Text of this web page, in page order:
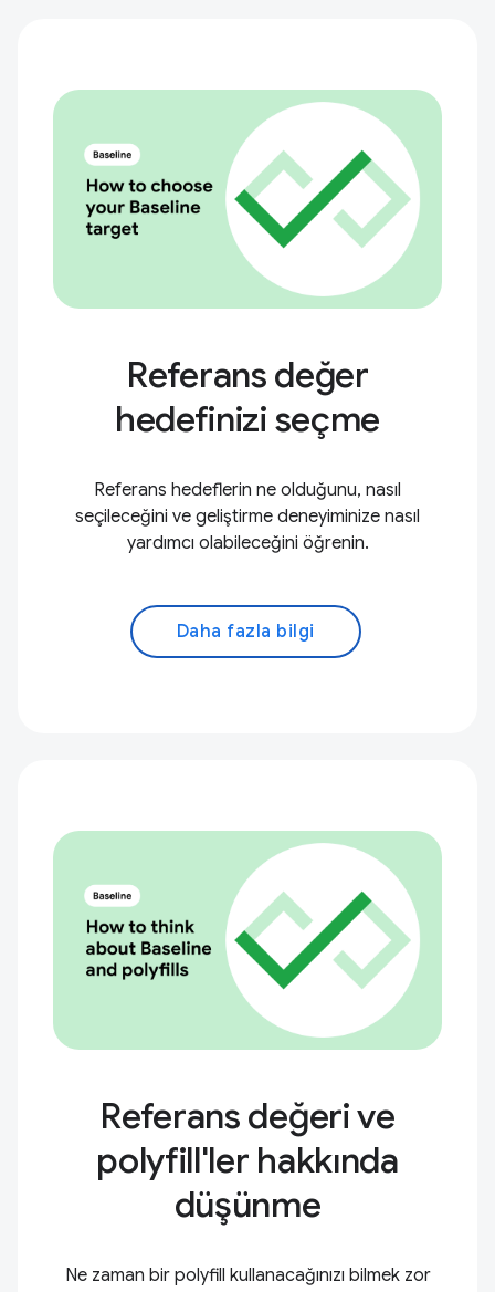
Referans değer
hedefinizi seçme
Referans hedeflerin ne olduğunu, nasıl
seçileceğini ve geliştirme deneyiminize nasıl
yardımcı olabileceğini öğrenin.
Daha fazla bilgi
Referans değeri ve
polyfill'ler hakkında
düşünme
Ne zaman bir polyfill kullanacağınızı bilmek zor